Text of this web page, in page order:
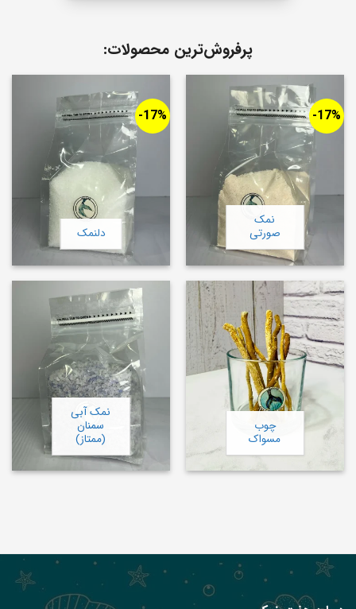
پرفروش‌ترین محصولات:
17%-
نمک
صورتی
17%-
دلنمک
چوب
مسواک
نمک آبی
سمنان
(ممتاز)